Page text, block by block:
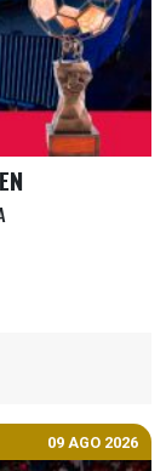
09 AGO 2026